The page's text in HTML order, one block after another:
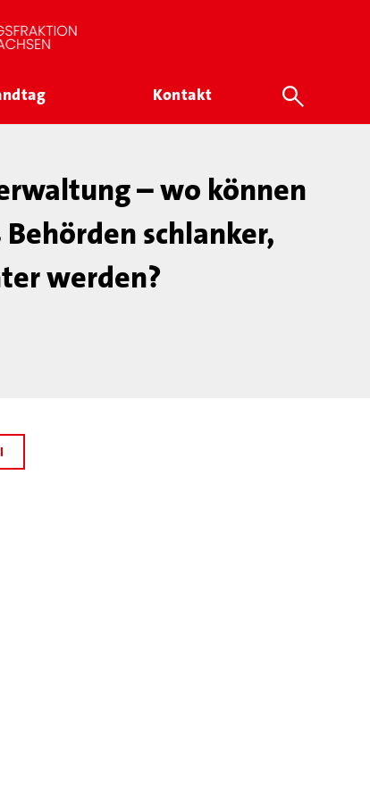
Kontakt
– wo können
schlanker,
werden?